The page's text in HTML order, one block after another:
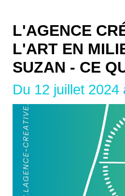
L'AGENCE
L'ART EN
SUZAN - CE
Du 12 juillet